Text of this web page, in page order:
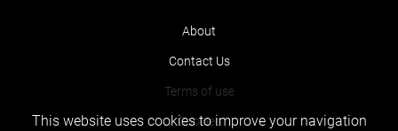
About
Contact Us
Terms of use
Cookies
This website uses cookies to improve your navigation